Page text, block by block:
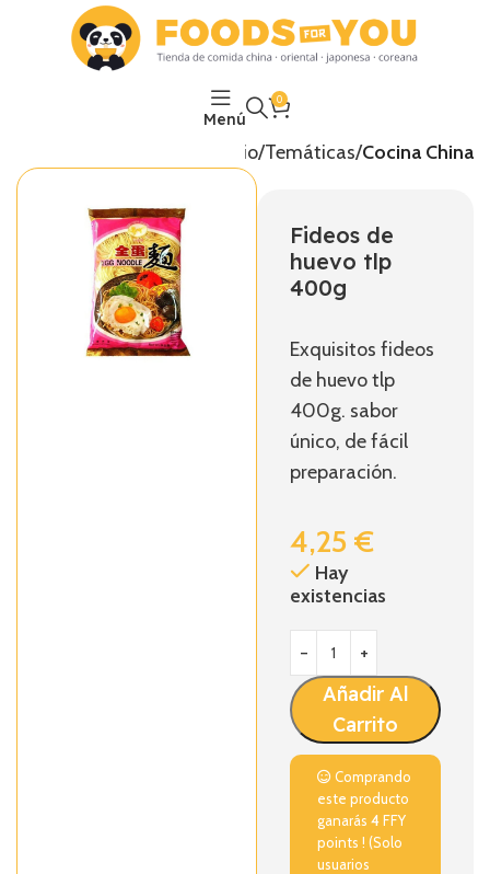
Menú
0
Inicio Temáticas Cocina China
Fideos de
huevo tlp
400g
Exquisitos fideos
de huevo tlp
400g. sabor
único, de fácil
preparación.
4,25€
Hay
existencias
Añadir Al
Carrito
Comprando
este producto
ganarás4FFY
points ! (Solo
usuarios